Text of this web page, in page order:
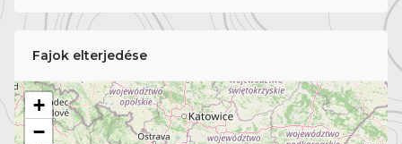
Fajok elterjedése
+
−